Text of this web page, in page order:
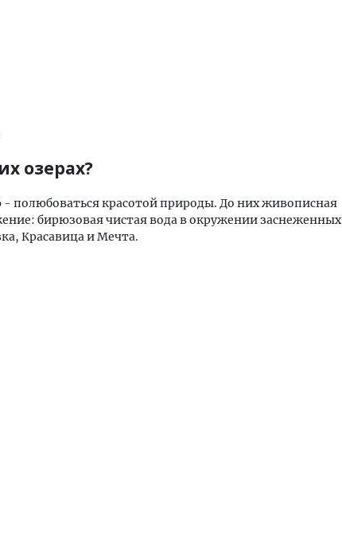
озерах?
- полюбоваться красотой природы. До них живописная
бирюзовая чистая вода в окружении заснеженных
Красавица и Мечта.